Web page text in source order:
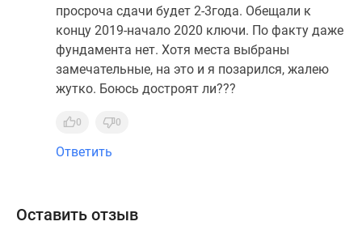
просроча сдачи будет 2-3года. Обещали к
концу 2019-начало 2020 ключи. По факту даже
фундамента нет. Хотя места выбраны
замечательные, на это и я позарился, жалею
жутко. Боюсь достроят ли???
0 0
Ответить
Оставить отзыв